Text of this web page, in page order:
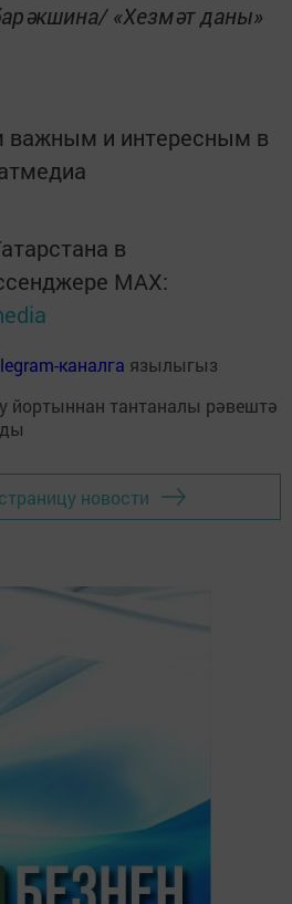
«Хезмәт даны»
важным и интересным в
в
MАХ:
каналга язылыгыз
новости